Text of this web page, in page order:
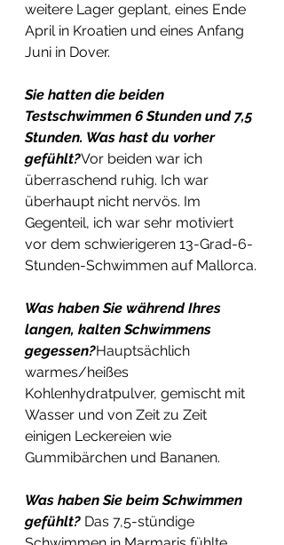
weitere Lager geplant, eines Ende
April in Kroatien und eines Anfang
Juni in Dover.
Sie hatten die beiden
Testschwimmen 6 Stunden und 7,5
Stunden. Was hast du vorher
gefühlt?Vor beiden war ich
überraschend ruhig. Ich war
überhaupt nicht nervös. Im
Gegenteil, ich war sehr motiviert
vor dem schwierigeren 13-Grad-6-
Stunden-Schwimmen auf Mallorca.
Was haben Sie während Ihres
langen, kalten Schwimmens
gegessen?Hauptsächlich
warmes/heißes
Kohlenhydratpulver, gemischt mit
Wasser und von Zeit zu Zeit
einigen Leckereien wie
Gummibärchen und Bananen.
Was haben Sie beim Schwimmen
gefühlt? Das 7,5-stündige